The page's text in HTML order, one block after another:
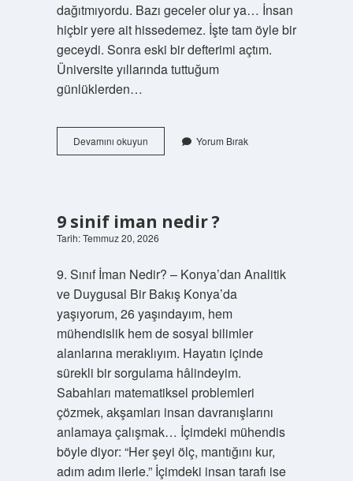
dağıtmıyordu. Bazı geceler olur ya… İnsan
hiçbir yere ait hissedemez. İşte tam öyle bir
geceydi. Sonra eski bir defterimi açtım.
Üniversite yıllarında tuttuğum
günlüklerden…
Devamını okuyunHangi
peygamberler
Yorum Bırak
9 sinif iman nedir ?
Tarih: Temmuz 20, 2026
9. Sınıf İman Nedir? – Konya’dan Analitik
ve Duygusal Bir Bakış Konya’da
yaşıyorum, 26 yaşındayım, hem
mühendislik hem de sosyal bilimler
alanlarına meraklıyım. Hayatın içinde
sürekli bir sorgulama hâlindeyim.
Sabahları matematiksel problemleri
çözmek, akşamları insan davranışlarını
anlamaya çalışmak… İçimdeki mühendis
böyle diyor: “Her şeyi ölç, mantığını kur,
adım adım ilerle.” İçimdeki insan tarafı ise